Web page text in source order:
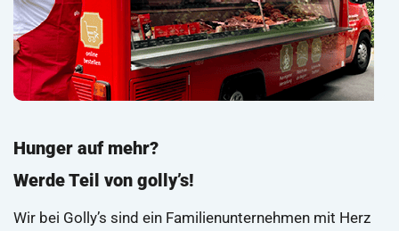
Hunger auf mehr?
Werde Teil von golly’s!
Wir bei Golly’s sind ein Familienunternehmen mit Herz